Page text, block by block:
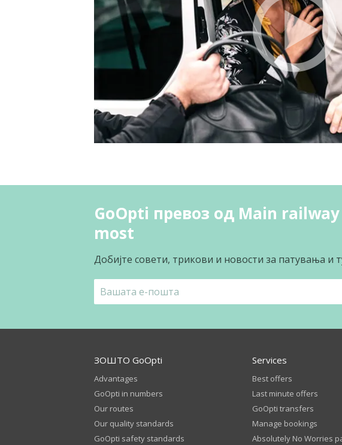
GoOpti превоз од Main
most
Добијте совети, трикови и новости за патувања и
ЗОШТО GoOpti
Advantages
GoOpti in numbers
Our routes
Our quality standards
GoOpti safety standards
Services
Best offers
Last minute offers
GoOpti transfers
Manage bookings
Absolutely No Worries